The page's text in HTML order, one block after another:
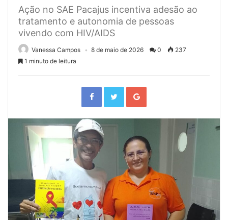
Ação no SAE Pacajus incentiva adesão ao
tratamento e autonomia de pessoas
vivendo com HIV/AIDS
Vanessa Campos 8 de maio de 2026 0
237
1 minuto de leitura
F
b
o
T
t
r +